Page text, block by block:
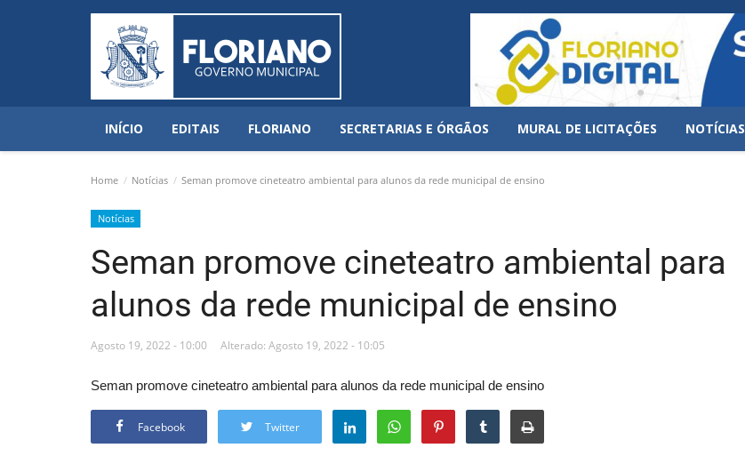
INÍCIO EDITAIS FLORIANO SECRETARIAS E ÓRGÃOS MURAL DE LICITAÇÕES NOTÍCIAS
Home Notícias Seman promove cineteatro ambiental para alunos da rede municipal de ensino
Notícias
Seman promove cineteatro ambiental para
alunos da rede municipal de ensino
Agosto 19, 2022 - 10:00 Alterado: Agosto 19, 2022 - 10:05
Seman promove cineteatro ambiental para alunos da rede municipal de ensino
Facebook Twitter